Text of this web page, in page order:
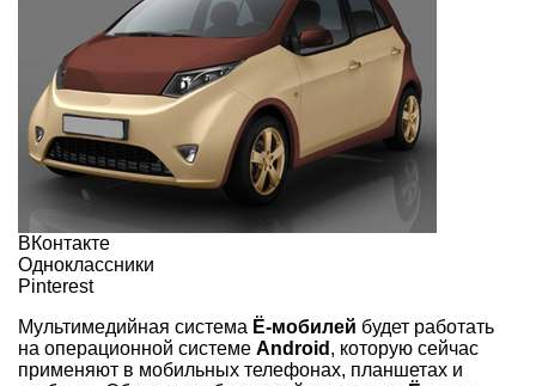
ВКонтакте
Одноклассники
Pinterest
Мультимедийная система Ё-мобилей будет работать
на операционной системе Android , которую сейчас
применяют в мобильных телефонах, планшетах и